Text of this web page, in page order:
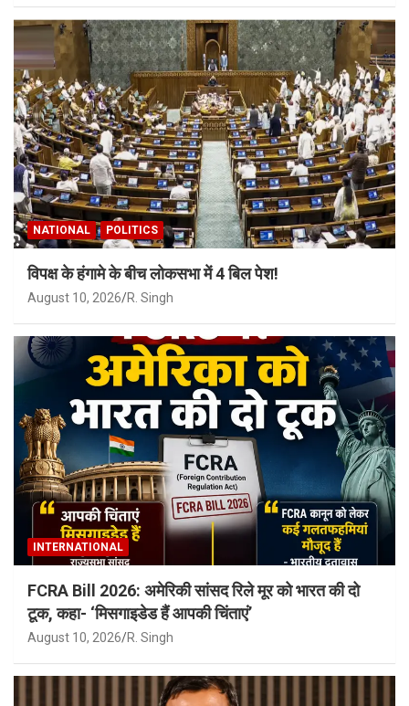
NATIONAL POLITICS
विपक्ष के हंगामे के बीच लोकसभा में 4 बिल पेश!
August 10, 2026 R. Singh
INTERNATIONAL
FCRA Bill 2026: अमेरिकी सांसद रिले मूर को भारत की दो
टूक, कहा- ‘मिसगाइडेड हैं आपकी चिंताएं’
August 10, 2026 R. Singh